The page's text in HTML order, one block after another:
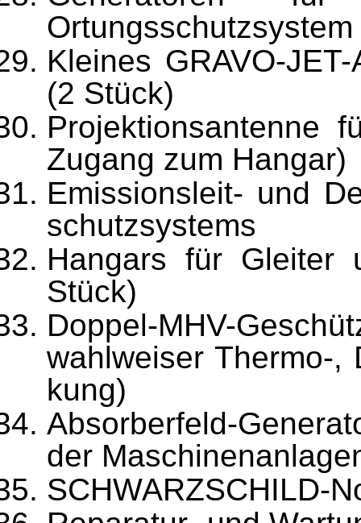
Ortungs­schutzsystem
Kleines GRAVO-
(2 Stück)
Projektionsantenne
Zu­gang zum Hangar)
Emissionsleit- und
schutzsystems
Hangars für Gleiter
Stück)
Doppel-MHV-
wahlweiser Thermo-
kung)
Absorberfeld-
der
SCHWARZSCHILD-